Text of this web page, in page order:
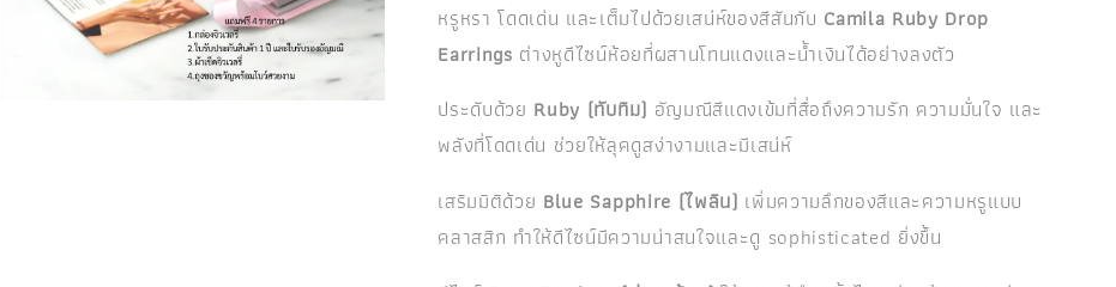
หรูหรา โดดเด่น และเต็มไปด้วยเสน่ห์ของสีสันกับ Camila Ruby Drop
Earrings ต่างหูดีไซน์ห้อยที่ผสานโทนแดงและน้ำเงินได้อย่างลงตัว
ประดับด้วย Ruby (ทับทิม) อัญมณีสีแดงเข้มที่สื่อถึงความรัก ความมั่นใจ และ
พลังที่โดดเด่น ช่วยให้ลุคดูสง่างามและมีเสน่ห์
เสริมมิติด้วย Blue Sapphire (ไพลิน) เพิ่มความลึกของสีและความหรูแบบ
คลาสสิก ทำให้ดีไซน์มีความน่าสนใจและดู sophisticated ยิ่งขึ้น